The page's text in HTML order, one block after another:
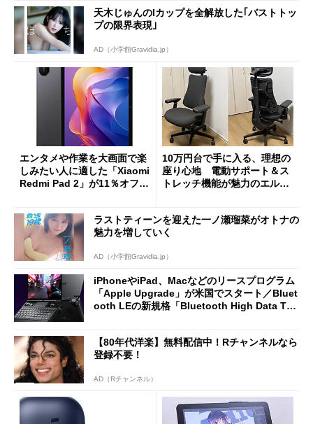
天木じゅんのIカップを全解放した｢バストトッ
プの限界表現｣
AD（小学館Gravidia.jp）
エンタメや作業を大画面で楽
しみたい人に適した「Xiaomi
Redmi Pad 2」が11％オフの
10万円台で手に入る、理想の
座り心地 電動サポート＆ス
トレッチ機能が魅力のエルゴ
ラストティーンを迎えた一ノ瀬瑠菜がオトナの
魅力を増していく
AD（小学館Gravidia.jp）
iPhoneやiPad、Macなどのリースプログラム
「Apple Upgrade」が米国でスタート／Bluet
ooth LEの新規格「Bluetooth High Data Thr
【80年代洋楽】無料配信中！Rチャンネルなら
登録不要！
AD（Rチャンネル）